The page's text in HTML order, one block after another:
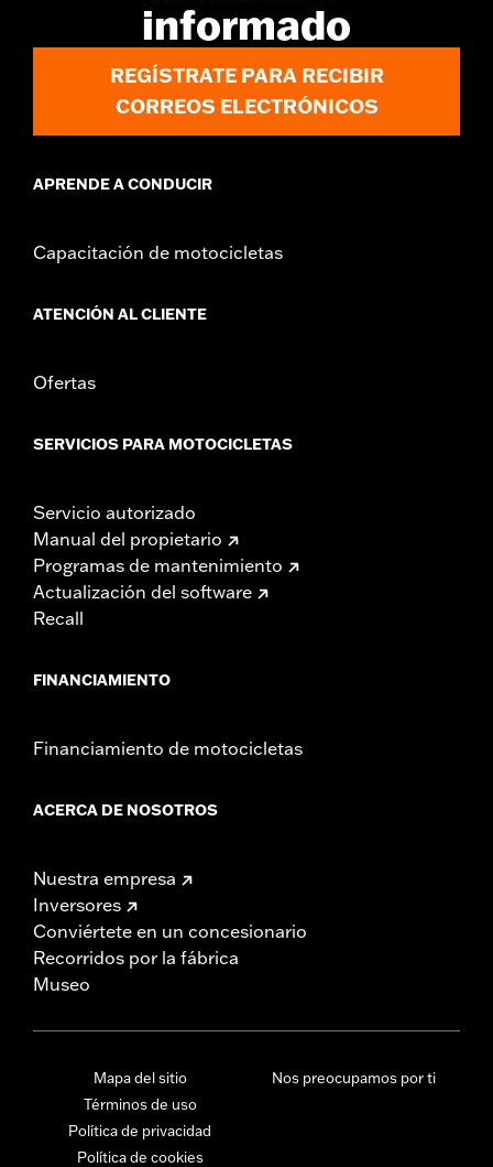
informado
REGÍSTRATE PARA RECIBIR
CORREOS ELECTRÓNICOS
APRENDE A CONDUCIR
Capacitación de motocicletas
ATENCIÓN AL CLIENTE
Ofertas
SERVICIOS PARA MOTOCICLETAS
Servicio autorizado
Manual del propietario
Programas de mantenimiento
Actualización del software
Recall
FINANCIAMIENTO
Financiamiento de motocicletas
ACERCA DE NOSOTROS
Nuestra empresa
Inversores
Conviértete en un concesionario
Recorridos por la fábrica
Museo
Mapa del sitio
Términos de uso
Política de privacidad
Política de cookies
Nos preocupamos por ti